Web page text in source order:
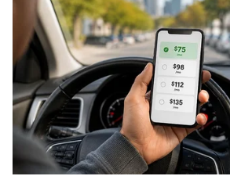
8
9